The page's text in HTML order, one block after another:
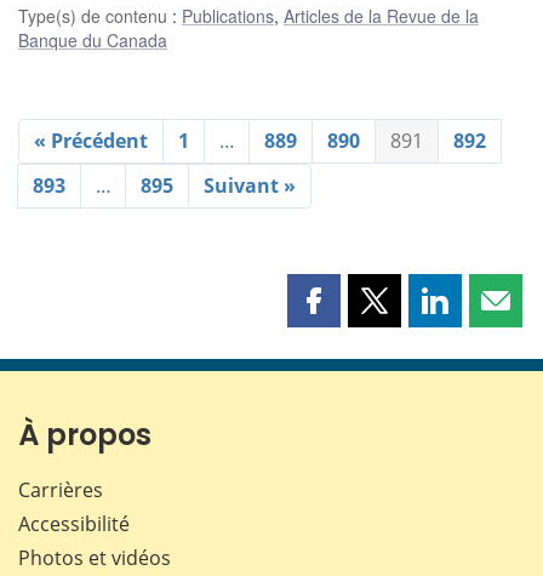
Type(s) de contenu : Publications, Articles de la Revue de la
Banque du Canada
« Précédent 1 … 889 890 891
892
893
… 895 Suivant »
Partager
page
Partager
page
Partager
page page
À propos
Carrières
Accessibilité
Photos et vidéos